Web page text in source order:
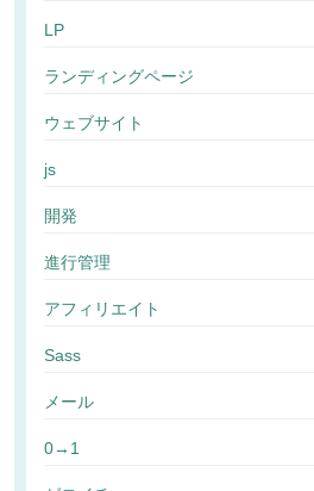
LP
ランディングページ
ウェブサイト
js
開発
進行管理
アフィリエイト
Sass
メール
0→1